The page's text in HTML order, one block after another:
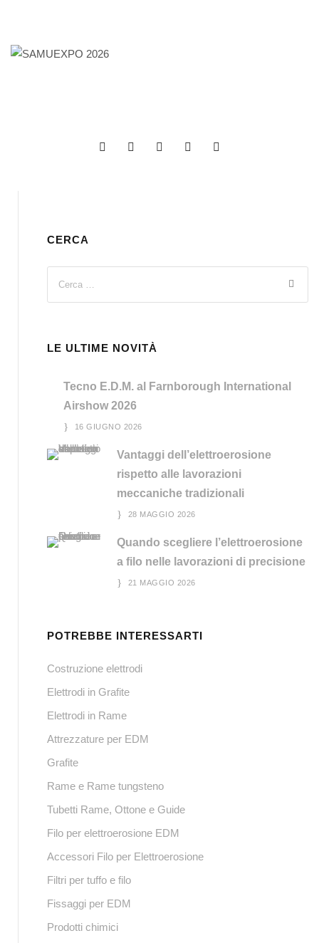
CERCA
LE ULTIME NOVITÀ
Tecno E.D.M. al Farnborough International
Airshow 2026
16 GIUGNO 2026
Vantaggi dell’elettroerosione
rispetto alle lavorazioni
meccaniche tradizionali
28 MAGGIO 2026
Quando scegliere l’elettroerosione
a filo nelle lavorazioni di precisione
21 MAGGIO 2026
POTREBBE INTERESSARTI
Costruzione elettrodi
Elettrodi in Grafite
Elettrodi in Rame
Attrezzature per EDM
Grafite
Rame e Rame tungsteno
Tubetti Rame, Ottone e Guide
Filo per elettroerosione EDM
Accessori Filo per Elettroerosione
Filtri per tuffo e filo
Fissaggi per EDM
Prodotti chimici